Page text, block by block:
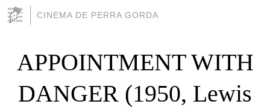
CINEMA DE PERRA GORDA
APPOINTMENT WITH
DANGER (1950, Lewis